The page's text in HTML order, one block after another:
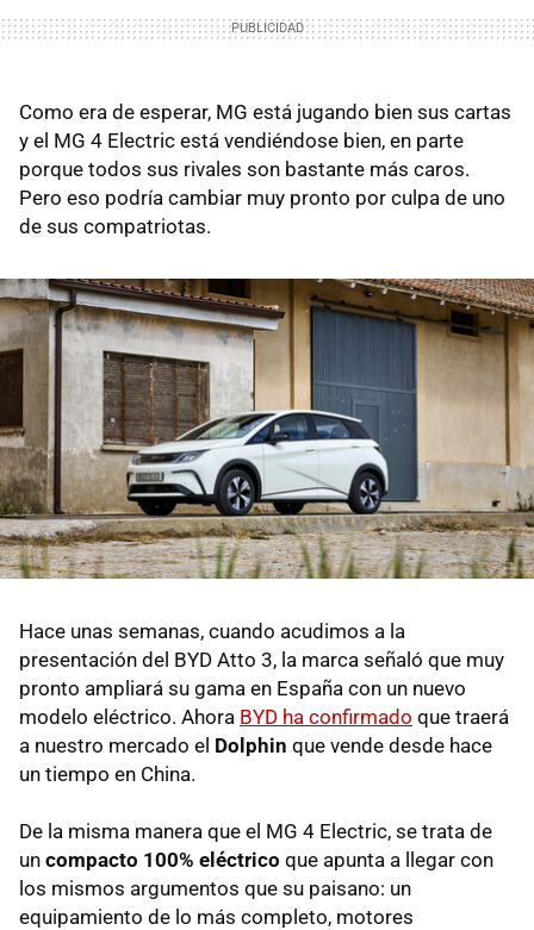
Como era de esperar, MG está jugando bien sus cartas
y el MG 4 Electric está vendiéndose bien, en parte
porque todos sus rivales son bastante más caros.
Pero eso podría cambiar muy pronto por culpa de uno
de sus compatriotas.
Hace unas semanas, cuando acudimos a la
presentación del BYD Atto 3, la marca señaló que muy
pronto ampliará su gama en España con un nuevo
modelo eléctrico. Ahora BYD ha confirmado que traerá
a nuestro mercado el Dolphin que vende desde hace
un tiempo en China.
De la misma manera que el MG 4 Electric, se trata de
un compacto 100% eléctrico que apunta a llegar con
los mismos argumentos que su paisano: un
equipamiento de lo más completo, motores